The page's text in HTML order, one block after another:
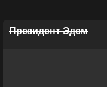
Президент Эдем